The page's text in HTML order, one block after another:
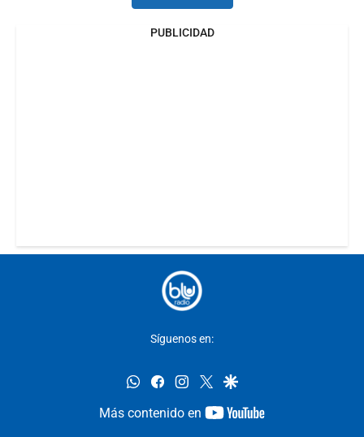
PUBLICIDAD
Síguenos en:
whatsappfacebookinstagram
twittergoogle
Más contenido en
youtube-